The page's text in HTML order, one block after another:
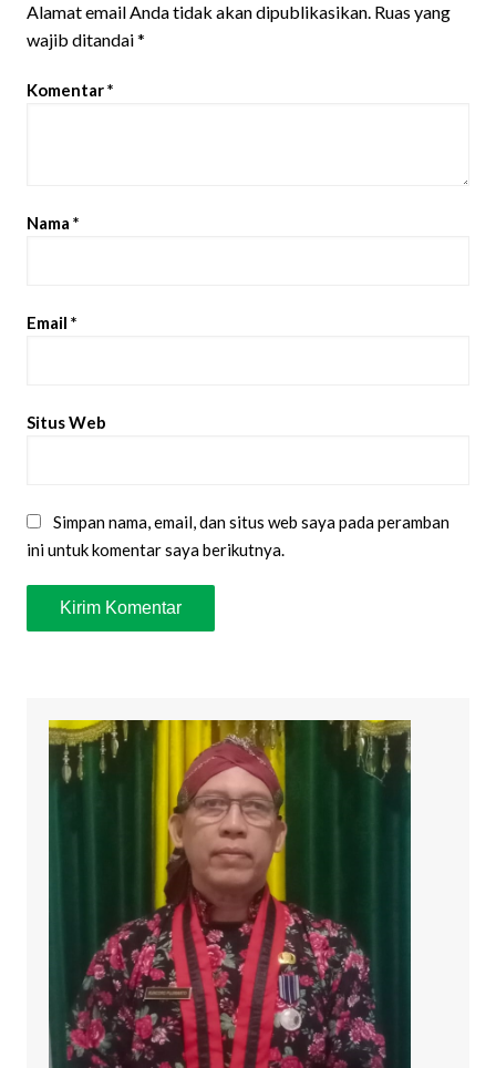
Alamat email Anda tidak akan dipublikasikan. Ruas yang
wajib ditandai*
Komentar*
Nama *
Email *
Situs Web
Simpan nama, email, dan situs web saya pada peramban
ini untuk komentar saya berikutnya.